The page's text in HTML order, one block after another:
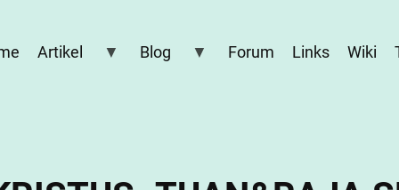
Artikel Blog Forum Links Wiki